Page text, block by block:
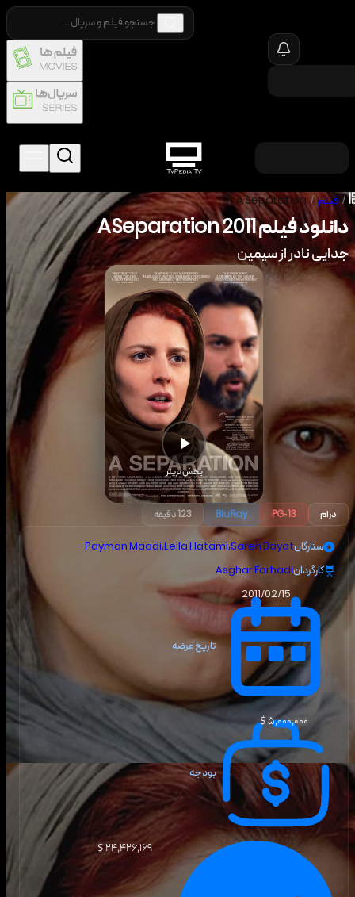
/فیلم/
A Separation
دانلود فیلم2011
A Separation
جدایی نادر از سیمین
پخش تریلر
درام PG-13
BluRay 123 دقیقه
ستارگان Payman Maadi،Leila Hatami،Sareh Bayat
کارگردانAsghar Farhadi
تاریخ عرضه
2011/02/15
بودجه
۵٬۰۰۰٬۰۰۰ $
۲۴٬۴۲۶٬۱۶۹ $